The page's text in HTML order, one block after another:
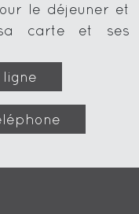
le déjeuner et
sa carte et ses